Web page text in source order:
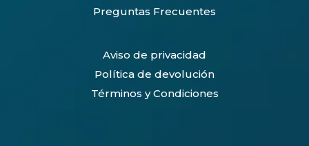
Preguntas Frecuentes
Aviso de privacidad
Política de devolución
Términos y Condiciones